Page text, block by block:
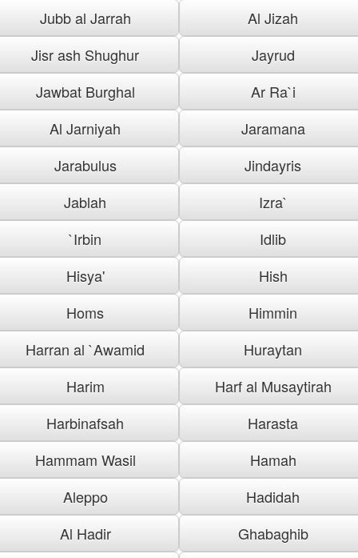
Jubb al Jarrah
Al Jizah
Jisr ash Shughur
Jayrud
Jawbat Burghal
Ar Ra`i
Al Jarniyah
Jaramana
Jarabulus
Jindayris
Jablah
Izra`
`Irbin
Idlib
Hisya'
Hish
Homs
Himmin
Harran al `Awamid
Huraytan
Harim
Harf al Musaytirah
Harbinafsah
Harasta
Hammam Wasil
Hamah
Aleppo
Hadidah
Al Hadir
Ghabaghib